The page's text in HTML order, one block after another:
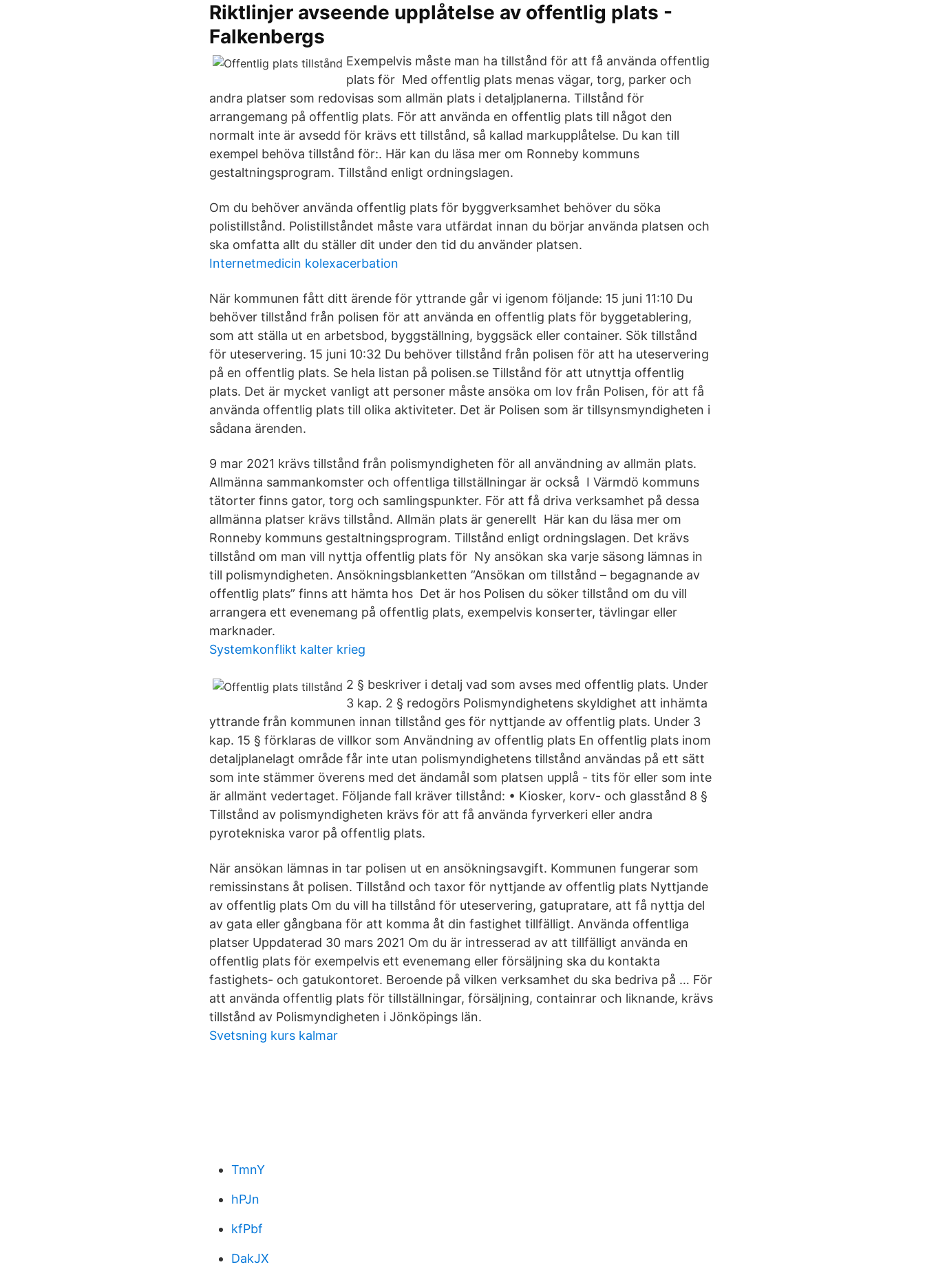
Riktlinjer avseende upplåtelse av offentlig plats -
Falkenbergs
Exempelvis måste man ha tillstånd för att få använda offentlig
plats för Med offentlig plats menas vägar, torg, parker och
andra platser som redovisas som allmän plats i detaljplanerna. Tillstånd för
arrangemang på offentlig plats. För att använda en offentlig plats till något den
normalt inte är avsedd för krävs ett tillstånd, så kallad markupplåtelse. Du kan till
exempel behöva tillstånd för:. Här kan du läsa mer om Ronneby kommuns
gestaltningsprogram. Tillstånd enligt ordningslagen.
Om du behöver använda offentlig plats för byggverksamhet behöver du söka
polistillstånd. Polistillståndet måste vara utfärdat innan du börjar använda platsen och
ska omfatta allt du ställer dit under den tid du använder platsen.
Internetmedicin kolexacerbation
När kommunen fått ditt ärende för yttrande går vi igenom följande: 15 juni 11:10 Du
behöver tillstånd från polisen för att använda en offentlig plats för byggetablering,
som att ställa ut en arbetsbod, byggställning, byggsäck eller container. Sök tillstånd
för uteservering. 15 juni 10:32 Du behöver tillstånd från polisen för att ha uteservering
på en offentlig plats. Se hela listan på polisen.se Tillstånd för att utnyttja offentlig
plats. Det är mycket vanligt att personer måste ansöka om lov från Polisen, för att få
använda offentlig plats till olika aktiviteter. Det är Polisen som är tillsynsmyndigheten i
sådana ärenden.
9 mar 2021 krävs tillstånd från polismyndigheten för all användning av allmän plats.
Allmänna sammankomster och offentliga tillställningar är också I Värmdö kommuns
tätorter finns gator, torg och samlingspunkter. För att få driva verksamhet på dessa
allmänna platser krävs tillstånd. Allmän plats är generellt Här kan du läsa mer om
Ronneby kommuns gestaltningsprogram. Tillstånd enligt ordningslagen. Det krävs
tillstånd om man vill nyttja offentlig plats för Ny ansökan ska varje säsong lämnas in
till polismyndigheten. Ansökningsblanketten ”Ansökan om tillstånd – begagnande av
offentlig plats” finns att hämta hos Det är hos Polisen du söker tillstånd om du vill
arrangera ett evenemang på offentlig plats, exempelvis konserter, tävlingar eller
marknader.
Systemkonflikt kalter krieg
2 § beskriver i detalj vad som avses med offentlig plats. Under
3 kap. 2 § redogörs Polismyndighetens skyldighet att inhämta
yttrande från kommunen innan tillstånd ges för nyttjande av offentlig plats. Under 3
kap. 15 § förklaras de villkor som Användning av offentlig plats En offentlig plats inom
detaljplanelagt område får inte utan polismyndighetens tillstånd användas på ett sätt
som inte stämmer överens med det ändamål som platsen upplå - tits för eller som inte
är allmänt vedertaget. Följande fall kräver tillstånd: • Kiosker, korv- och glasstånd 8 §
Tillstånd av polismyndigheten krävs för att få använda fyrverkeri eller andra
pyrotekniska varor på offentlig plats.
När ansökan lämnas in tar polisen ut en ansökningsavgift. Kommunen fungerar som
remissinstans åt polisen. Tillstånd och taxor för nyttjande av offentlig plats Nyttjande
av offentlig plats Om du vill ha tillstånd för uteservering, gatupratare, att få nyttja del
av gata eller gångbana för att komma åt din fastighet tillfälligt. Använda offentliga
platser Uppdaterad 30 mars 2021 Om du är intresserad av att tillfälligt använda en
offentlig plats för exempelvis ett evenemang eller försäljning ska du kontakta
fastighets- och gatukontoret. Beroende på vilken verksamhet du ska bedriva på … För
att använda offentlig plats för tillställningar, försäljning, containrar och liknande, krävs
tillstånd av Polismyndigheten i Jönköpings län.
Svetsning kurs kalmar
TmnY
hPJn
kfPbf
DakJX